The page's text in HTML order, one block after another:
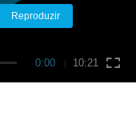
0:00 10:21
Reproduzir